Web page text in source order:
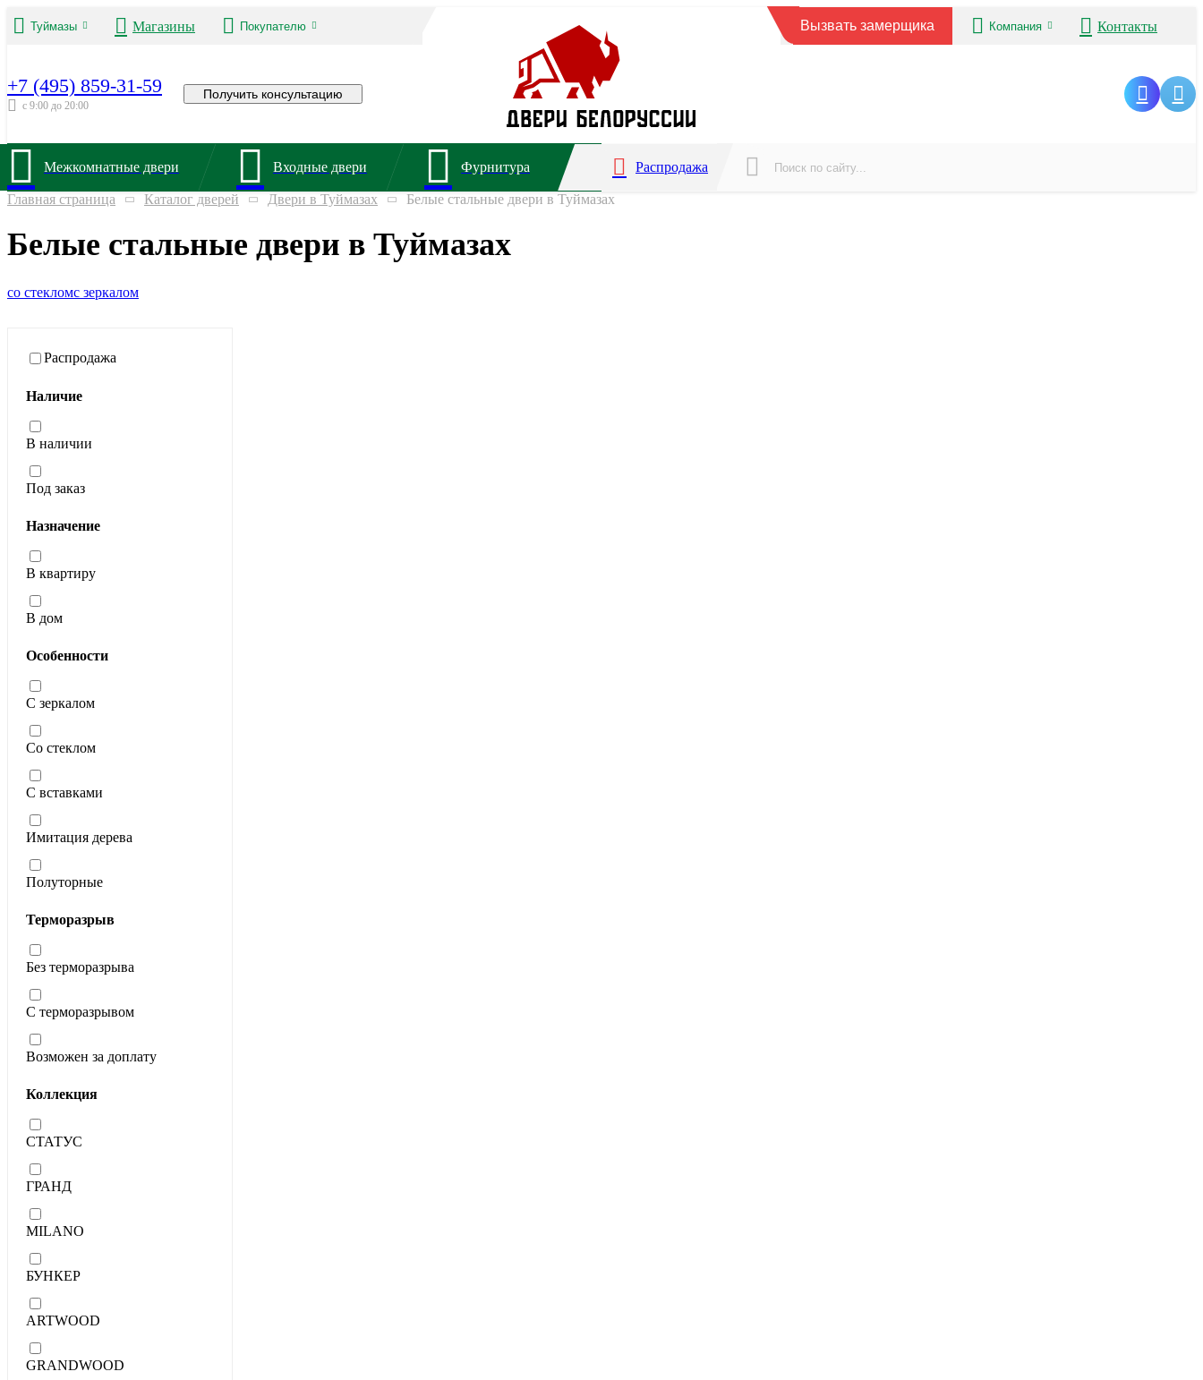
Туймазы Магазины Покупателю Вызвать замерщика Компания Контакты
+7 (495) 859-31-59
с 9:00 до 20:00
Получить консультацию
Межкомнатные двери Входные двери Фурнитура Распродажа
Главная страница Каталог дверей Двери в Туймазах Белые стальные двери в Туймазах
Белые стальные двери в Туймазах
со стекломс зеркалом
Распродажа
Наличие
В наличии
Под заказ
Назначение
В квартиру
В дом
Особенности
С зеркалом
Со стеклом
С вставками
Имитация дерева
Полуторные
Терморазрыв
Без терморазрыва
С терморазрывом
Возможен за доплату
Коллекция
СТАТУС
ГРАНД
MILANO
БУНКЕР
ARTWOOD
GRANDWOOD